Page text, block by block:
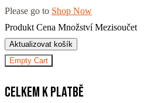
Please go to Shop Now
Produkt Cena MnožstvíMezisoučet
Aktualizovat košík
Empty Cart
Celkem k platbě